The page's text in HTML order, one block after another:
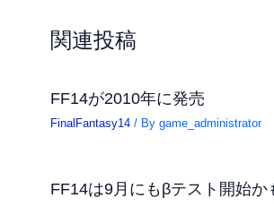
関連投稿
FF14が2010年に発売
FinalFantasy14 / Bygame_administrator
FF14は9月にもβテスト開始か